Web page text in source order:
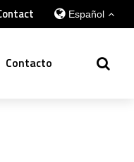
Español
Contacto